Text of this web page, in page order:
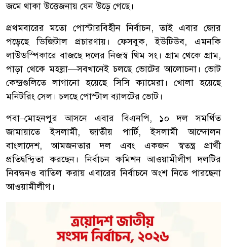
জমে থাকা উত্তেজনায় যেন উড়ে গেছে।
প্রথমবারের মতো পোস্টারবিহীন নির্বাচন, তাই এবার জোর
পড়েছে ডিজিটাল প্রচারণায়। ফেসবুক, ইউটিউব, এমনকি
লাউডস্পিকারে বাজছে দলের নিজস্ব থিম সং। গ্রাম থেকে গ্রাম,
পাড়া থেকে মহল্লা—সবখানেই চলছে ভোটের আলোচনা। ভোট
কেন্দ্রগুলিতে লাগানো হয়েছে সিসি ক্যামেরা। খোলা হয়েছে
মনিটরিং সেল। চলছে পোস্টাল ব্যালটের ভোট।
পবা–মোহনপুর আসনে এবার বিএনপি, ১০ দল সমর্থিত
জামায়াতে ইসলামী, জাতীয় পার্টি, ইসলামী আন্দোলন
বাংলাদেশ, আমজনতার দল এবং একজন স্বতন্ত্র প্রার্থী
প্রতিদ্বন্দ্বিতা করছেন। নির্বাচন কমিশন আওয়ামীলীগ দলটির
নিবন্ধনও বাতিল করায় এবারের নির্বাচনে অংশ নিতে পারছেনা
আওয়ামীলীগ।